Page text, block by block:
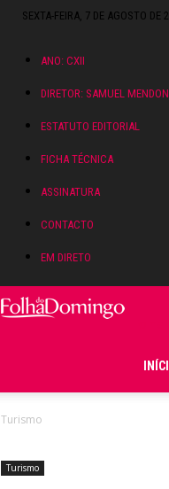
SEXTA-FEIRA, 7 DE AGOSTO DE
ANO: CXII
DIRETOR: SAMUEL
ESTATUTO EDITORIAL
FICHA TÉCNICA
ASSINATURA
CONTACTO
EM DIRETO
Turismo
Turismo